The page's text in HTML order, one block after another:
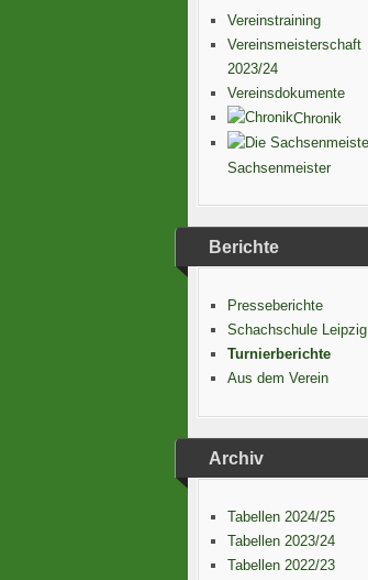
Vereinstraining
Vereinsmeisterschaft
2023/24
Vereinsdokumente
Chronik
Sachsenmeister
Berichte
Presseberichte
Schachschule Leipzig
Turnierberichte
Aus dem Verein
Archiv
Tabellen 2024/25
Tabellen 2023/24
Tabellen 2022/23